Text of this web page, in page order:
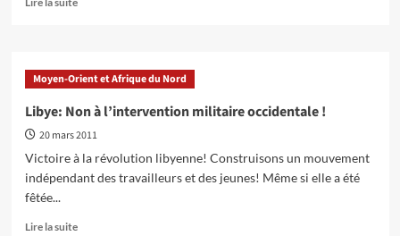
La
“zone
aérienne”
et
la
Moyen-Orient et Afrique du Nord
Libye: Non à l’intervention militaire occidentale !
20 mars 2011
Victoire à la révolution libyenne! Construisons un mouvement
indépendant des travailleurs et des jeunes! Même si elle a été
fêtée...
Lire la suiteEn